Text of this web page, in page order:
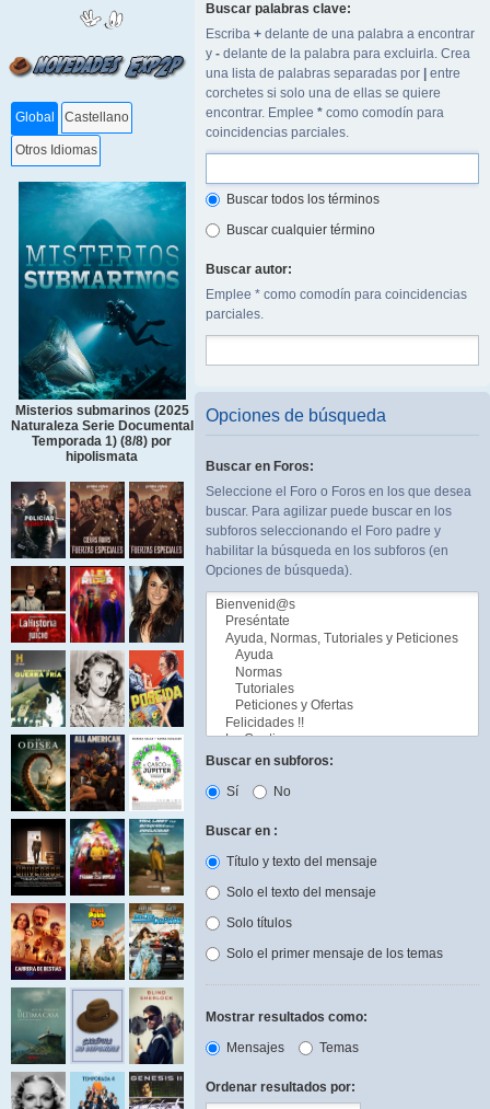
Global Castellano
Otros Idiomas
Misterios submarinos (2025
Naturaleza Serie Documental
Temporada 1) (8/8) por
hipolismata
Buscar palabras clave:
Escriba + delante de una palabra a encontrar
y - delante de la palabra para excluirla. Crea
una lista de palabras separadas por
entre
corchetes si solo una de ellas se quiere
encontrar. Emplee * como comodín para
coincidencias parciales.
Buscar todos los términos
Buscar cualquier término
Buscar autor:
Emplee * como comodín para coincidencias
parciales.
Opciones de búsqueda
Buscar en Foros:
Seleccione el Foro o Foros en los que desea
buscar. Para agilizar puede buscar en los
subforos seleccionando el Foro padre y
habilitar la búsqueda en los subforos (en
Opciones de búsqueda).
Buscar en subforos:
Sí
No
Buscar en :
Título y texto del mensaje
Solo el texto del mensaje
Solo títulos
Solo el primer mensaje de los temas
Mostrar resultados como:
Mensajes
Temas
Ordenar resultados por: